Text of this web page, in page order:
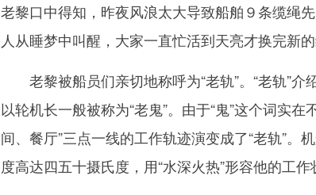
老黎口中得知，昨夜风浪太大导致船舶９条缆绳
人从睡梦中叫醒，大家一直忙活到天亮才换完新的
老黎被船员们亲切地称呼为“老轨”。“老轨”介
以轮机长一般被称为“老鬼”。由于“鬼”这个词实
间、餐厅”三点一线的工作轨迹演变成了“老轨”。
度高达四五十摄氏度，用“水深火热”形容他的工作